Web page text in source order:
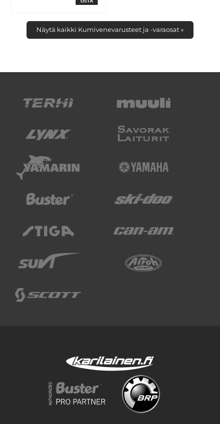
Näytä kaikki Kumivenevarusteet ja -varaosat »